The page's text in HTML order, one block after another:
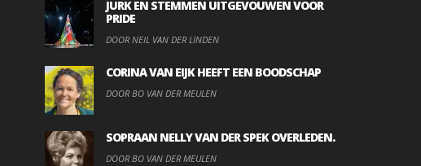
JURK EN STEMMEN UITGEVOUWEN VOOR
PRIDE
DOOR NEIL VAN DER LINDEN
CORINA VAN EIJK HEEFT EEN BOODSCHAP
DOOR BO VAN DER MEULEN
SOPRAAN NELLY VAN DER SPEK OVERLEDEN.
DOOR BO VAN DER MEULEN